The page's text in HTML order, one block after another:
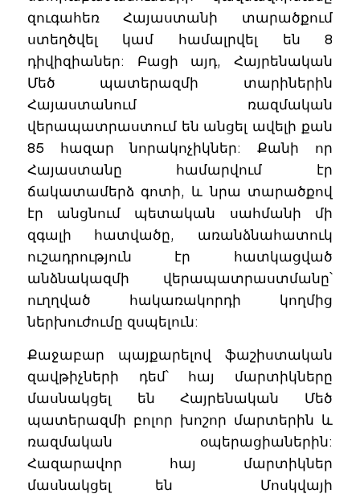
զուգահեռ Հայաստանի տարածքում
ստեղծվել կամ համալրվել են 8
դիվիզիաներ: Բացի այդ, Հայրենական
Մեծ պատերազմի տարիներին
Հայաստանում ռազմական
վերապատրաստում են անցել ավելի քան
85 հազար նորակոչիկներ: Քանի որ
Հայաստանը համարվում էր
ճակատամերձ գոտի, և նրա տարածքով
էր անցնում պետական սահմանի մի
զգալի հատվածը, առանձնահատուկ
ուշադրություն էր հատկացված
անձնակազմի վերապատրաստմանը՝
ուղղված հակառակորդի կողմից
ներխուժումը զսպելուն:
Քաջաբար պայքարելով ֆաշիստական
զավթիչների դեմ՝ հայ մարտիկները
մասնակցել են Հայրենական Մեծ
պատերազմի բոլոր խոշոր մարտերին և
ռազմական օպերացիաներին:
Հազարավոր հայ մարտիկներ
մասնակցել են Մոսկվայի